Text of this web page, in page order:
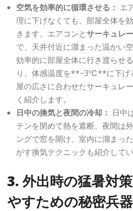
空気を効率的に循環させる： エ
理に下げなくても、部屋全体を
きます。エアコンとサーキュレ
で、天井付近に溜まった温かい
効率的に部屋全体に行き渡らせ
り、体感温度を**−3℃**に下げ
屋の広さに合わせたサーキュレ
く紹介します。
日中の換気と夜間の冷却： 日中
テンを閉めて熱を遮断。夜間は
ングで窓を開け、室内に溜まっ
がす換気テクニックも紹介してい
3. 外出時の猛暑対
やすための秘密兵